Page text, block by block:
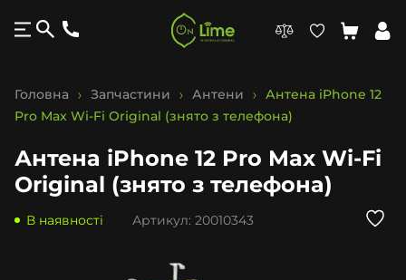
Головна Запчастини Антени
Антена iPhone 12
Pro Max Wi-Fi Original (знято з телефона)
Антена iPhone 12 Pro Max Wi-Fi
Original (знято з телефона)
В наявності Артикул: 20010343